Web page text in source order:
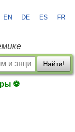
EN DE ES FR
Найти!
⚽